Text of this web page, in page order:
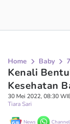
Home Baby
Kenali
Kesehatan
30 Mei 2022, 08:30
Tiara Sari
News Channel